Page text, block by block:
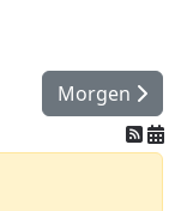
Morgen